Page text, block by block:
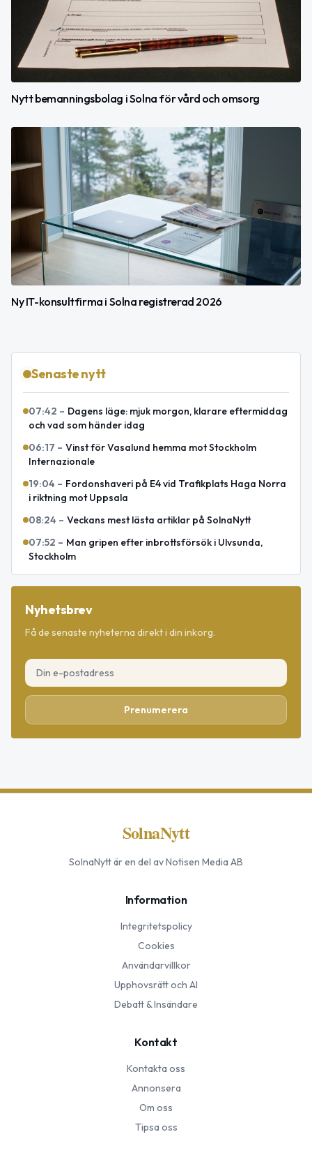
Nytt bemanningsbolag i Solna för vård och omsorg
Ny IT-konsultfirma i Solna registrerad 2026
Senaste nytt
07:42 – Dagens läge: mjuk morgon, klarare eftermiddag
och vad som händer idag
06:17 – Vinst för Vasalund hemma mot Stockholm
Internazionale
19:04 – Fordonshaveri på E4 vid Trafikplats Haga Norra
i riktning mot Uppsala
08:24 – Veckans mest lästa artiklar på SolnaNytt
07:52 – Man gripen efter inbrottsförsök i Ulvsunda,
Stockholm
Nyhetsbrev
Få de senaste nyheterna direkt i din inkorg.
Prenumerera
SolnaNytt
SolnaNyttär en del av Notisen Media AB
Information
Integritetspolicy
Cookies
Användarvillkor
Upphovsrätt och AI
Debatt & Insändare
Kontakt
Kontakta oss
Annonsera
Om oss
Tipsa oss